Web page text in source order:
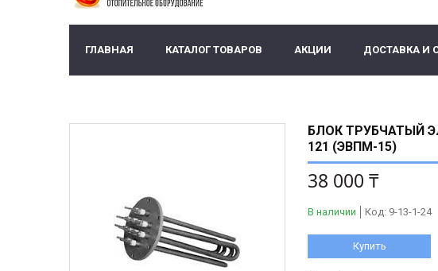
ГЛАВНАЯ КАТАЛОГ ТОВАРОВ АКЦИИ ДОСТАВКА И
БЛОК ТРУБЧАТЫЙ
121 (ЭВПМ-15)
38 000 ₸
В наличии Код: 9-13-1-24
Купить